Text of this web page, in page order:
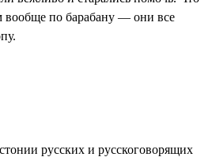
вообще по барабану — они все
русских и русскоговорящих